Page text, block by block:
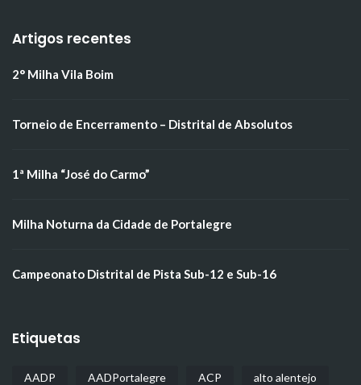
Artigos recentes
2° Milha Vila Boim
Torneio de Encerramento – Distrital de Absolutos
1ª Milha “José do Carmo”
Milha Noturna da Cidade de Portalegre
Campeonato Distrital de Pista Sub-12 e Sub-16
Etiquetas
AADP AADPortalegre ACP alto alentejo